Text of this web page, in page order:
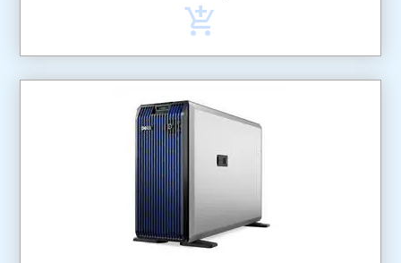
add_shopping_cart